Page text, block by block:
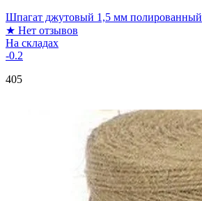
Шпагат джутовый 1,5 мм полированный
★ Нет отзывов
На складах
-0.2
405